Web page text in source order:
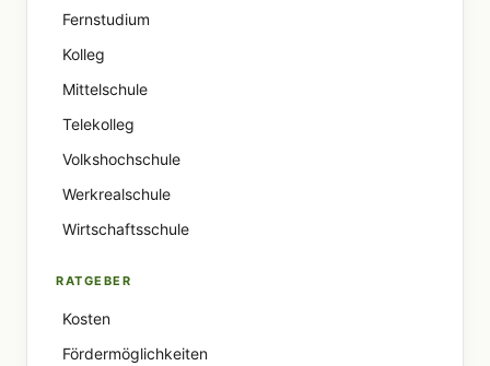
Fernstudium
Kolleg
Mittelschule
Telekolleg
Volkshochschule
Werkrealschule
Wirtschaftsschule
RATGEBER
Kosten
Fördermöglichkeiten